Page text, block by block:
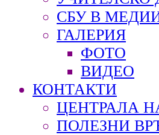
СБУ В
ГАЛЕРИЯ
ФОТО
ВИДЕО
КОНТАКТИ
ЦЕНТРАЛА
ПОЛЕЗНИ